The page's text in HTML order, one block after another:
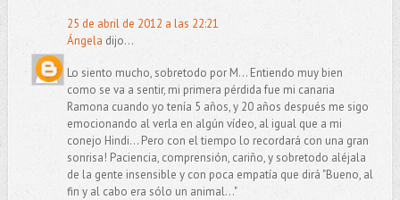
25 de abril de 2012 a las 22:21
Ángela dijo...
Lo siento mucho, sobretodo por M... Entiendo muy bien
como se va a sentir, mi primera pérdida fue mi canaria
Ramona cuando yo tenía 5 años, y 20 años después me sigo
emocionando al verla en algún vídeo, al igual que a mi
conejo Hindi... Pero con el tiempo lo recordará con una gran
sonrisa! Paciencia, comprensión, cariño, y sobretodo aléjala
de la gente insensible y con poca empatía que dirá "Bueno, al
fin y al cabo era sólo un animal..."